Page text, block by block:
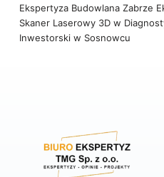
Ekspertyza Budowlana Zabrze
Skaner Laserowy 3D w
Inwestorski w Sosnowcu